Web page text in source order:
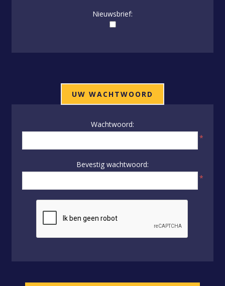
Nieuwsbrief:
UW WACHTWOORD
Wachtwoord:
*
Bevestig wachtwoord:
*